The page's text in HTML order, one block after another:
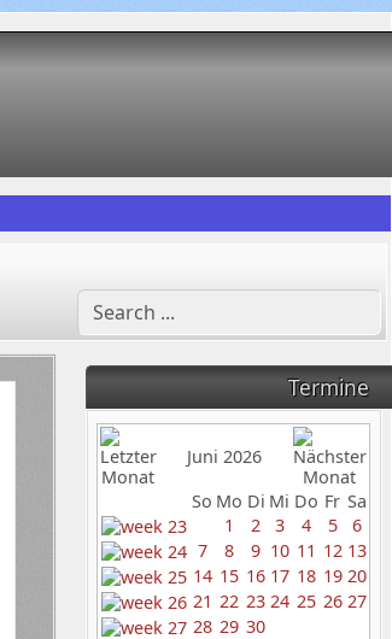
Termine
Juni 2026
So Mo Di Mi Do Fr Sa
1
2 3 4 5
6
7
8 9 10 11 12 13
14 15 16 17 18 19 20
21 22 23 24 25 26 27
28 29 30